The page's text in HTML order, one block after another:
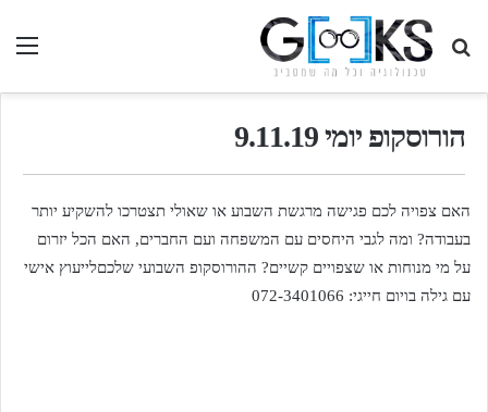
חיפוש
בגיקס...
הורוסקופ יומי 9.11.19
האם צפויה לכם פגישה מרגשת השבוע או שאולי תצטרכו להשקיע יותר
בעבודה? ומה לגבי היחסים עם המשפחה ועם החברים, האם הכל יזרום
על מי מנוחות או שצפויים קשיים? ההורוסקופ השבועי שלכםלייעוץ אישי
עם גילה בויום חייגי: 072-3401066